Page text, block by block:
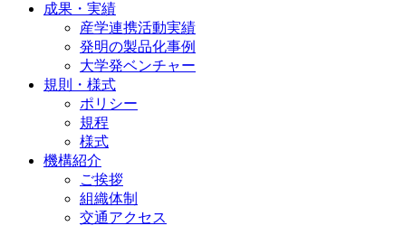
成果・実績
産学連携活動実績
発明の製品化事例
大学発ベンチャー
規則・様式
ポリシー
規程
様式
機構紹介
ご挨拶
組織体制
交通アクセス